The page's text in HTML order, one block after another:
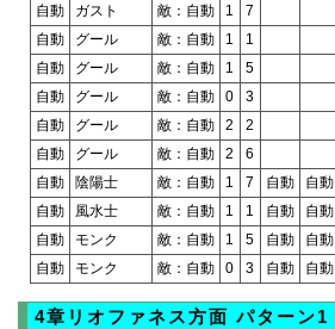
自動
ガスト 敵：自動 1
7
自動
グール 敵：自動 1
1
自動
グール 敵：自動 1
5
自動
グール 敵：自動 0
3
自動
グール 敵：自動 2
2
自動
グール 敵：自動 2
6
自動
陰陽士 敵：自動 1 7 自動 自動
自動
風水士 敵：自動 1 1 自動 自動
自動
モンク 敵：自動 1 5 自動 自動
自動
モンク 敵：自動 0 3 自動 自動
4章リオファネス方面 パターン1